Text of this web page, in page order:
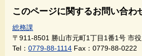
このページに関するお問い合わ
総務課
〒911-8501 勝山市元町1丁目1番1号 市
Tel： 0779-88-1114 Fax：0779-88-0222